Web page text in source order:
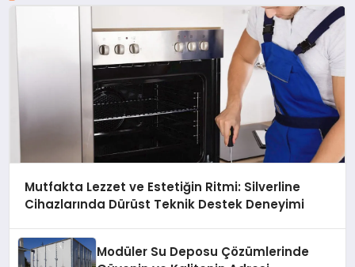
Mutfakta Lezzet ve Estetiğin Ritmi: Silverline
Cihazlarında Dürüst Teknik Destek Deneyimi
Modüler Su Deposu Çözümlerinde